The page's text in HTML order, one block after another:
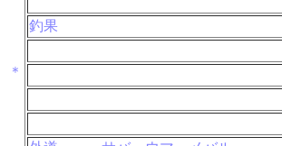
＊
釣果